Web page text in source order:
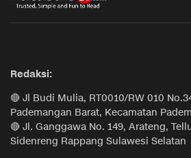
Redaksi:
🔴 Jl Budi Mulia, RT0010/RW 010
Pademangan Barat, Kecamatan
🔴 Jl. Ganggawa No. 149, Arateng,
Sidenreng Rappang Sulawesi Selatan